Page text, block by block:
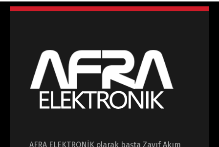
AFRA ELEKTRONİK olarak başta Zayıf Akım